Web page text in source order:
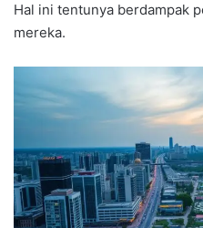
Hal ini tentunya berdampak
mereka.